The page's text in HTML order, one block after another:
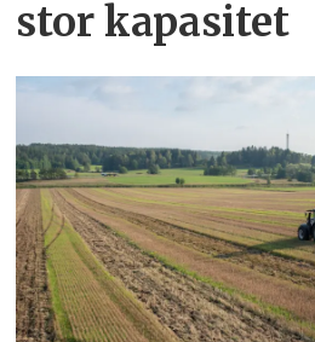
stor kapasitet